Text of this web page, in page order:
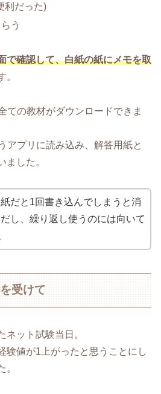
利だった)
う
で確認して、白紙の紙にメモを取
。
ての教材がダウンロードできま
アプリに読み込み、解答用紙と
ました。
だと1回書き込んでしまうと消
し、繰り返し使うのには向いて
受けて
ネット試験当日。
験値が1上がったと思うことにし
。